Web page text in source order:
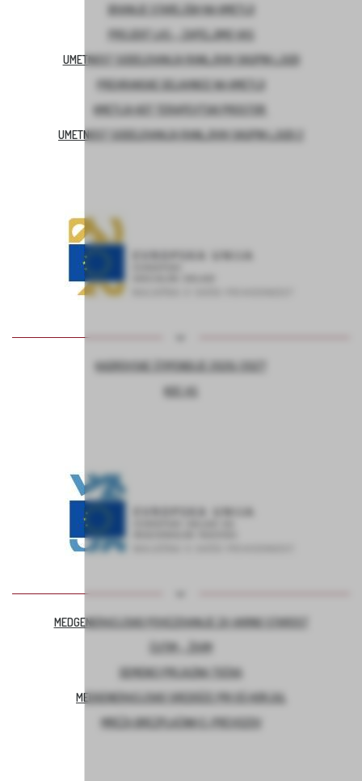
BIVANJE STAREJŠIH NA KMETIJI
PROJEKT LAS – ZAPELJIMO VAS
UMETNOST SODELOVANJA RANLJIVIH SKUPIN LJUDI
PREHRANSKE DELAVNICE NA KMETIJI
KMETIJA KOT TERAPEVTSKI PROSTOR
UMETNOST SODELOVANJA RANLJIVIH SKUPIN LJUDI 2
KADROVSKE ŠTIPENDIJE 2026/2027
KOC AS
MEDGENERACIJSKO POVEZOVANJE ZA VARNO STAROST
ČUTIM – ŽIVIM
DEMENCI PRIJAZNA TOČKA
MEDGENERACIJSKO SREDIŠČE PRI OŠ HORJUL
MREŽA BREZPLAČNIH E-PREVOZOV